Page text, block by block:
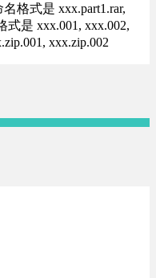
格式是 xxx.part1.rar,
式是 xxx.001, xxx.002,
xxx.zip.002